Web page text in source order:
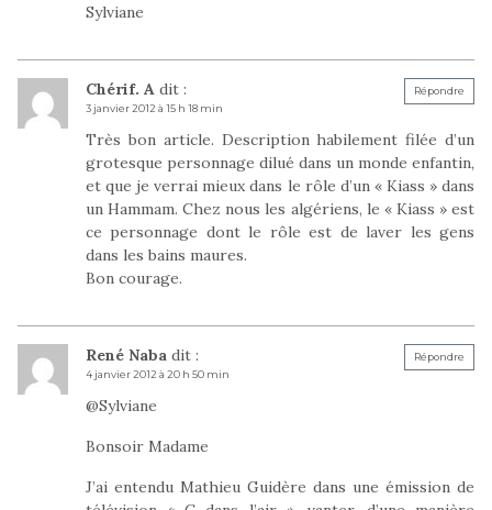
Sylviane
Chérif. A dit :
3 janvier 2012 à 15 h 18 min
Très bon article. Description habilement filée d’un
grotesque personnage dilué dans un monde enfantin,
et que je verrai mieux dans le rôle d’un « Kiass » dans
un Hammam. Chez nous les algériens, le « Kiass » est
ce personnage dont le rôle est de laver les gens
dans les bains maures.
Bon courage.
Répondre
René Naba dit :
4 janvier 2012 à 20 h 50 min
@Sylviane
Bonsoir Madame
J’ai entendu Mathieu Guidère dans une émission de
Répondre